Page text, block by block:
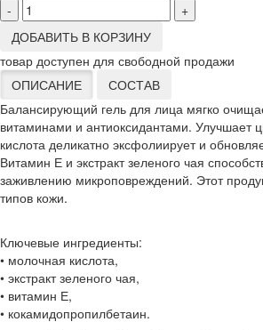
-
+
ДОБАВИТЬ В КОРЗИНУ
товар доступен для свободной продажи
ОПИСАНИЕ
СОСТАВ
Балансирующий гель для лица мягко
витаминами и антиоксидантами. Улучшает
кислота деликатно эксфолиирует и
Витамин Е и экстракт зеленого чая
заживлению микроповреждений. Этот
типов кожи.
Ключевые ингредиенты:
• молочная кислота,
• экстракт зеленого чая,
• витамин Е,
• кокамидопропилбетаин.